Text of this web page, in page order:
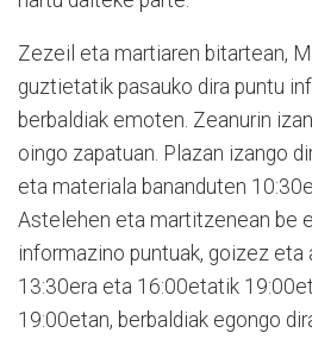
Zezeil eta martiaren bitartean,
guztietatik pasauko dira puntu
berbaldiak emoten. Zeanurin
oingo zapatuan. Plazan izango
eta materiala bananduten
Astelehen eta martitzenean be
informazino puntuak, goizez eta
13:30era eta 16:00etatik
19:00etan, berbaldiak egongo